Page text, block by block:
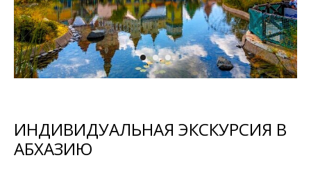
ИНДИВИДУАЛЬНАЯ ЭКСКУРСИЯ В
АБХАЗИЮ